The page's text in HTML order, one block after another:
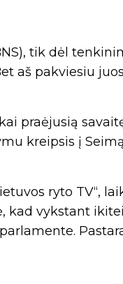
tik dėl
aš pakviesiu
praėjusią
kreipsis į
ryto TV“,
kad vykstant